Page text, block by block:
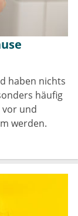
haben nichts
häufig
und
werden.